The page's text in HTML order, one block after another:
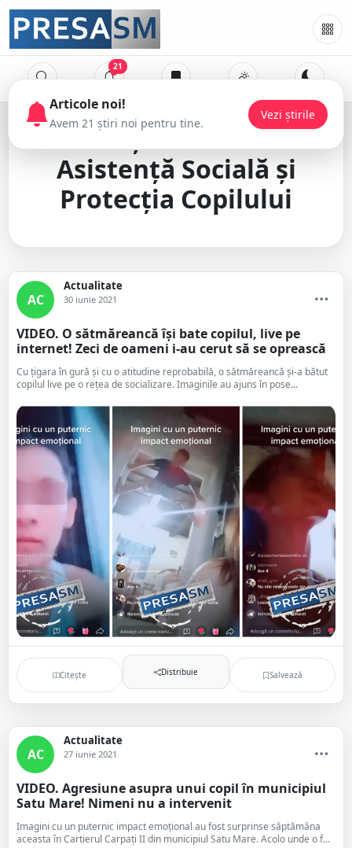
21
Direcția Generală de
Asistență Socială și
Protecția Copilului
AC
Actualitate
30 iunie 2021
VIDEO. O sătmăreancă își bate copilul, live pe
internet! Zeci de oameni i-au cerut să se oprească
Cu țigara în gură și cu o atitudine reprobabilă, o sătmăreancă și-a bătut
copilul live pe o rețea de socializare. Imaginile au ajuns în pose...
Citește Distribuie Salvează
AC
Actualitate
27 iunie 2021
VIDEO. Agresiune asupra unui copil în municipiul
Satu Mare! Nimeni nu a intervenit
Imagini cu un puternic impact emoțional au fost surprinse săptămâna
aceasta în Cartierul Carpați II din municipiul Satu Mare. Acolo unde o f...